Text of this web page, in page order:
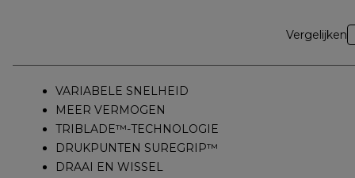
Vergelijken
VARIABELE SNELHEID
MEER VERMOGEN
TRIBLADE™-TECHNOLOGIE
DRUKPUNTEN SUREGRIP™
DRAAI EN WISSEL